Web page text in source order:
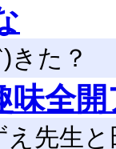
きた？
全開
先生